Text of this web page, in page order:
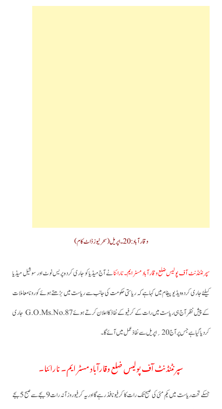
وقارآباد: 20۔اپریل(سحرنیوزڈاٹ کام)
سپرنٹنڈنٹ آف پولیس ضلع وقارآباد مسٹر ایم۔ نارائنانے آج میڈیا کو جاری کردہ پریس نوٹ اور سوشیل میڈیا
کیلئے جاری کردہ ویڈیو پیغام میں کہا ہے کہ ریاستی حکومت کی جانب سے ریاست میں بڑھتے ہوئے کورونا معاملات
کے پیش نظر آج ہی ریاست میں رات کے کرفیو کے نفاذ کا اعلان کرتے ہوئے G.O.Ms.No.87 جاری
کردیا گیا ہے جس پر آج 20؍اپریل سے نفاذ عمل میں آئے گا۔
سپرنٹنڈنٹ آف پولیس ضلع وقارآباد مسٹر ایم۔ نارائنا۔
جسکے تحت ریاست میں یکم مئی کی صبح تک رات کا کرفیو نافذ رہے گا اور یہ کرفیو روزآنہ رات 9 بجے سےصبح 5بجے